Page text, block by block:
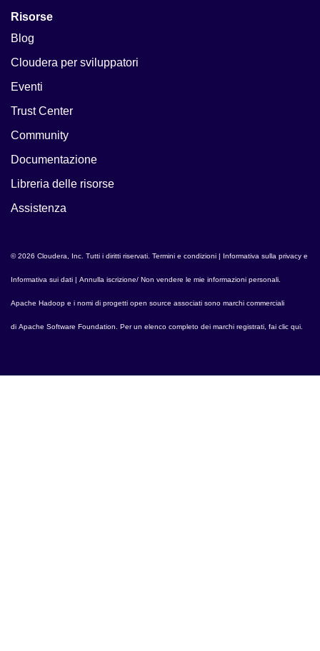
Risorse
Blog
Cloudera per sviluppatori
Eventi
Trust Center
Community
Documentazione
Libreria delle risorse
Assistenza
© 2026 Cloudera, Inc. Tutti i diritti riservati. Termini e condizioni | Informativa sulla privacy e
Informativa sui dati | Annulla iscrizione/ Non vendere le mie informazioni personali
Apache Hadoop e i nomi di progetti open source associati sono marchi commerciali
di Apache Software Foundation . Per un elenco completo dei marchi registrati, fai clic qui